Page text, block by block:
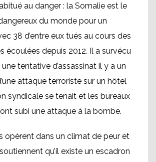
au danger : la Somalie est le
du monde pour un
38 d’entre eux tués au cours des
écoulées depuis 2012. Il a survécu
tentative d’assassinat il y a un
attaque terroriste sur un hôtel
syndicale se tenait et les bureaux
subi une attaque à la bombe.
opèrent dans un climat de peur et
qu’il existe un escadron